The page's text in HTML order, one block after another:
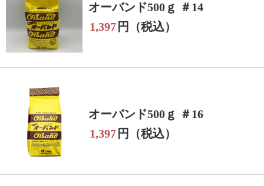
オーバンド500ｇ ＃14
1,397 円（税込）
オーバンド500ｇ ＃16
1,397 円（税込）